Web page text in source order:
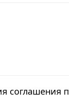
соглашения